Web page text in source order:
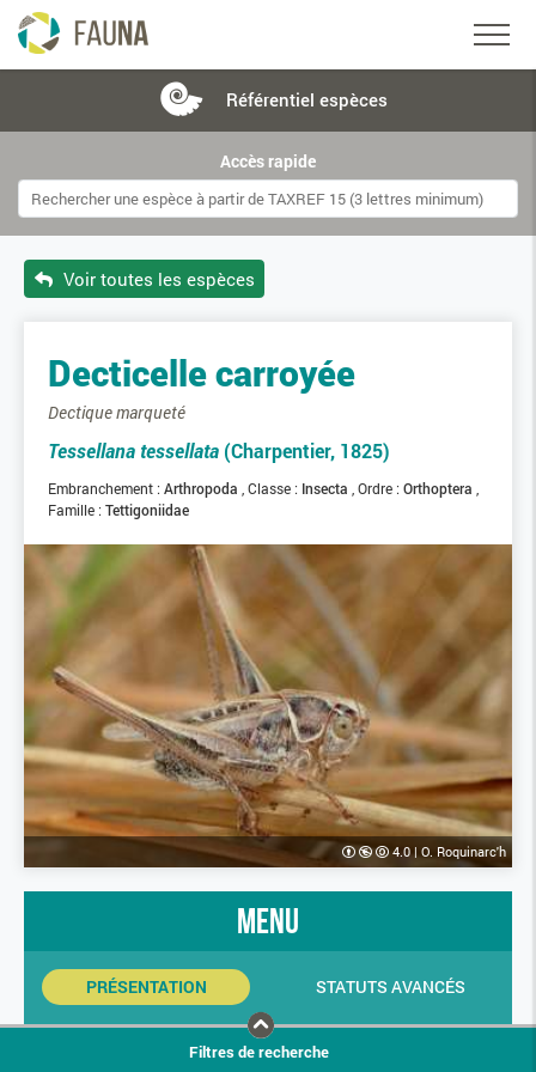
Référentiel espèces
Accès rapide
Voir toutes les espèces
Decticelle carroyée
Dectique marqueté
Tessellana tessellata (Charpentier, 1825)
Embranchement : Arthropoda Classe : Insecta Ordre : Orthoptera
Famille : Tettigoniidae
4.0 | O. Roquinarc'h
menu
PRÉSENTATION STATUTS AVANCÉS
INDICATEURS SINP
PHOTOS
Filtres de recherche